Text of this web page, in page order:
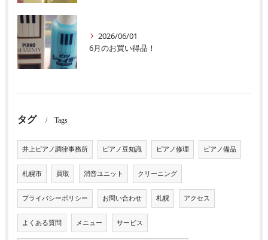
2026/06/01
6月のお買い得品！
タグ Tags
井上ピアノ調律事務所 ピアノ豆知識 ピアノ修理 ピアノ備品
札幌市 買取 消音ユニット クリーニング
プライバシーポリシー お問い合わせ 札幌 アクセス
よくある質問 メニュー サービス